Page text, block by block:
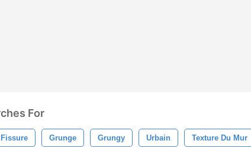
For
Fissure Grunge Grungy Urbain Texture Du Mur